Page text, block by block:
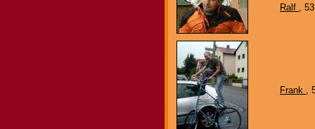
Ralf ,
Frank ,